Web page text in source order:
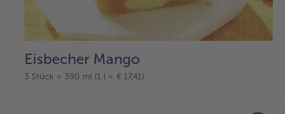
Eisbecher Mango
3 Stück = 390 ml (1 l = € 17,41)